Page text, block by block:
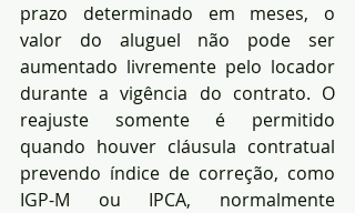
prazo determinado em meses, o
valor do aluguel não pode ser
aumentado livremente pelo locador
durante a vigência do contrato. O
reajuste somente é permitido
quando houver cláusula contratual
prevendo índice de correção, como
IGP-M ou IPCA, normalmente